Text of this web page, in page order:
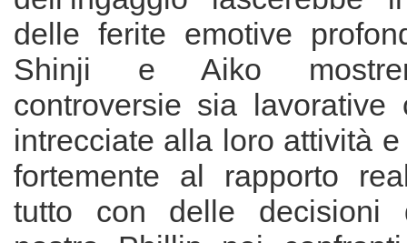
delle ferite emotive
Shinji e Aiko
controversie sia lavorative
intrecciate alla loro attività
fortemente al rapporto
tutto con delle decisioni